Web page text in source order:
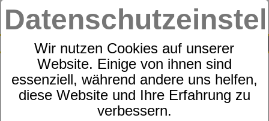
Wir nutzen Cookies auf unserer
Website. Einige von ihnen sind
essenziell, während andere uns helfen,
diese Website und Ihre Erfahrung zu
verbessern.
SUCHE
0
* 23.04.2026 Online Webinar:
Gesunder Schlaf -